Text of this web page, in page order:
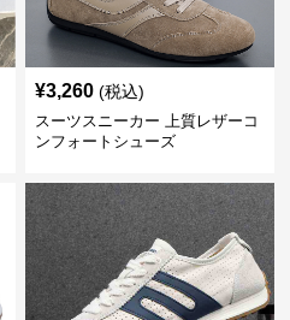
¥3,260 (税込)
スーツスニーカー 上質レザーコ
ンフォートシューズ